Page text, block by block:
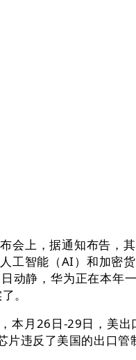
上，据通知布告，
工智能（AI）和加密
静，华为正在本年
。
月26日-29日，美出
违反了美国的出口管